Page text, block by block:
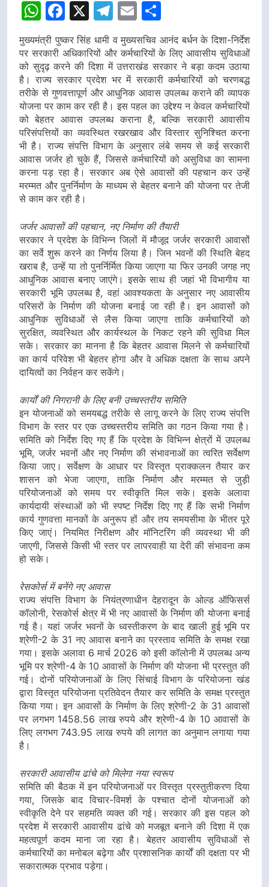
WhatsApp
Facebook
X Telegram
Email
मुख्यमंत्री पुष्कर सिंह धामी व मुख्यसचिव आनंद बर्धन के दिशा-निर्देश
पर सरकारी अधिकारियों और कर्मचारियों के लिए आवासीय सुविधाओं
को सुदृढ़ करने की दिशा में उत्तराखंड सरकार ने बड़ा कदम उठाया
है। राज्य सरकार प्रदेश भर में सरकारी कर्मचारियों को चरणबद्ध
तरीके से गुणवत्तापूर्ण और आधुनिक आवास उपलब्ध कराने की व्यापक
योजना पर काम कर रही है। इस पहल का उद्देश्य न केवल कर्मचारियों
को बेहतर आवास उपलब्ध कराना है, बल्कि सरकारी आवासीय
परिसंपत्तियों का व्यवस्थित रखरखाव और विस्तार सुनिश्चित करना
भी है। राज्य संपत्ति विभाग के अनुसार लंबे समय से कई सरकारी
आवास जर्जर हो चुके हैं, जिससे कर्मचारियों को असुविधा का सामना
करना पड़ रहा है। सरकार अब ऐसे आवासों की पहचान कर उन्हें
मरम्मत और पुनर्निर्माण के माध्यम से बेहतर बनाने की योजना पर तेजी
से काम कर रही है।
जर्जर आवासों की पहचान, नए निर्माण की तैयारी
सरकार ने प्रदेश के विभिन्न जिलों में मौजूद जर्जर सरकारी आवासों
का सर्वे शुरू करने का निर्णय लिया है। जिन भवनों की स्थिति बेहद
खराब है, उन्हें या तो पुनर्निर्मित किया जाएगा या फिर उनकी जगह नए
आधुनिक आवास बनाए जाएंगे। इसके साथ ही जहां भी विभागीय या
सरकारी भूमि उपलब्ध है, वहां आवश्यकता के अनुसार नए आवासीय
परिसरों के निर्माण की योजना बनाई जा रही है। इन आवासों को
आधुनिक सुविधाओं से लैस किया जाएगा ताकि कर्मचारियों को
सुरक्षित, व्यवस्थित और कार्यस्थल के निकट रहने की सुविधा मिल
सके। सरकार का मानना है कि बेहतर आवास मिलने से कर्मचारियों
का कार्य परिवेश भी बेहतर होगा और वे अधिक दक्षता के साथ अपने
दायित्वों का निर्वहन कर सकेंगे।
कार्यों की निगरानी के लिए बनी उच्चस्तरीय समिति
इन योजनाओं को समयबद्ध तरीके से लागू करने के लिए राज्य संपत्ति
विभाग के स्तर पर एक उच्चस्तरीय समिति का गठन किया गया है।
समिति को निर्देश दिए गए हैं कि प्रदेश के विभिन्न क्षेत्रों में उपलब्ध
भूमि, जर्जर भवनों और नए निर्माण की संभावनाओं का त्वरित सर्वेक्षण
किया जाए। सर्वेक्षण के आधार पर विस्तृत प्राक्कलन तैयार कर
शासन को भेजा जाएगा, ताकि निर्माण और मरम्मत से जुड़ी
परियोजनाओं को समय पर स्वीकृति मिल सके। इसके अलावा
कार्यदायी संस्थाओं को भी स्पष्ट निर्देश दिए गए हैं कि सभी निर्माण
कार्य गुणवत्ता मानकों के अनुरूप हों और तय समयसीमा के भीतर पूरे
किए जाएं। नियमित निरीक्षण और मॉनिटरिंग की व्यवस्था भी की
जाएगी, जिससे किसी भी स्तर पर लापरवाही या देरी की संभावना कम
हो सके।
रेसकोर्स में बनेंगे नए आवास
राज्य संपत्ति विभाग के नियंत्रणाधीन देहरादून के ओल्ड ऑफिसर्स
कॉलोनी, रेसकोर्स क्षेत्र में भी नए आवासों के निर्माण की योजना बनाई
गई है। यहां जर्जर भवनों के ध्वस्तीकरण के बाद खाली हुई भूमि पर
श्रेणी-2 के 31 नए आवास बनाने का प्रस्ताव समिति के समक्ष रखा
गया। इसके अलावा 6 मार्च 2026 को इसी कॉलोनी में उपलब्ध अन्य
भूमि पर श्रेणी-4 के 10 आवासों के निर्माण की योजना भी प्रस्तुत की
गई। दोनों परियोजनाओं के लिए सिंचाई विभाग के परियोजना खंड
द्वारा विस्तृत परियोजना प्रतिवेदन तैयार कर समिति के समक्ष प्रस्तुत
किया गया। इन आवासों के निर्माण के लिए श्रेणी-2 के 31 आवासों
पर लगभग 1458.56 लाख रुपये और श्रेणी-4 के 10 आवासों के
लिए लगभग 743.95 लाख रुपये की लागत का अनुमान लगाया गया
है।
सरकारी आवासीय ढांचे को मिलेगा नया स्वरूप
समिति की बैठक में इन परियोजनाओं पर विस्तृत प्रस्तुतीकरण दिया
गया, जिसके बाद विचार-विमर्श के पश्चात दोनों योजनाओं को
स्वीकृति देने पर सहमति व्यक्त की गई। सरकार की इस पहल को
प्रदेश में सरकारी आवासीय ढांचे को मजबूत बनाने की दिशा में एक
महत्वपूर्ण कदम माना जा रहा है। बेहतर आवासीय सुविधाओं से
कर्मचारियों का मनोबल बढ़ेगा और प्रशासनिक कार्यों की दक्षता पर भी
सकारात्मक प्रभाव पड़ेगा।